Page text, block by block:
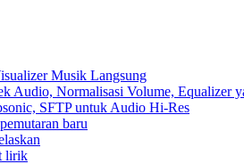
Musik Langsung
Audio, Normalisasi Volume, Equalizer
SFTP untuk Audio Hi-Res
baru
lirik